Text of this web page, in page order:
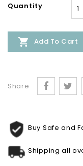
Quantity
 Add To Cart
Share
Buy Safe and
Shipping all